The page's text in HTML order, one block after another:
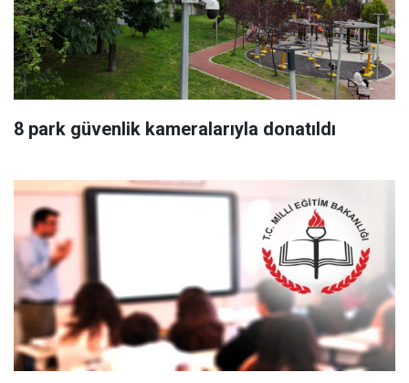
8 park güvenlik kameralarıyla donatıldı